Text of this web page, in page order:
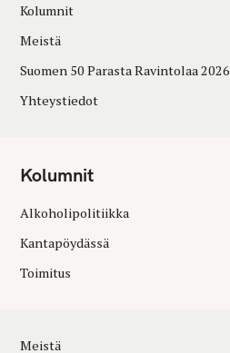
Kolumnit
Meistä
Suomen 50 Parasta Ravintolaa 2026
Yhteystiedot
Kolumnit
Alkoholipolitiikka
Kantapöydässä
Toimitus
Meistä